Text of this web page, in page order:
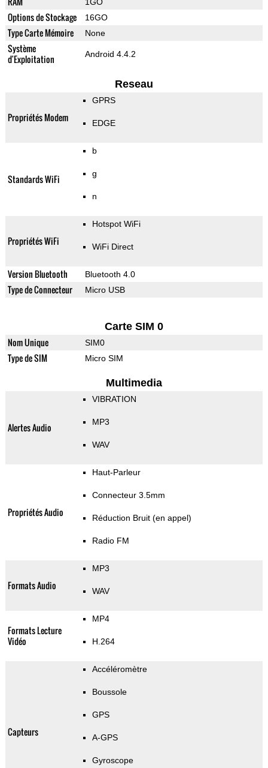
Options de Stockage 16GO
Type Carte Mémoire None
Système
d'Exploitation
Android 4.4.2
Reseau
Propriétés Modem
GPRS
EDGE
Standards WiFi
b
g
n
Propriétés WiFi
Hotspot WiFi
WiFi Direct
Version Bluetooth Bluetooth 4.0
Type de Connecteur Micro USB
Carte SIM 0
Nom Unique SIM0
Type de SIM Micro SIM
Multimedia
Alertes Audio
VIBRATION
MP3
WAV
Propriétés Audio
Haut-Parleur
Connecteur 3.5mm
Réduction Bruit (en appel)
Radio FM
Formats Audio
MP3
WAV
Formats Lecture
Vidéo
MP4
H.264
Capteurs
Accéléromètre
Boussole
GPS
A-GPS
Gyroscope